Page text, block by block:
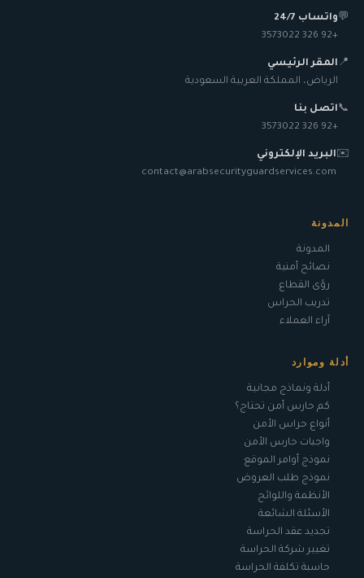
💬واتساب 24/7
+92 326 3573022
📍 المقر الرئيسي
الرياض، المملكة العربية السعودية
📞اتصل بنا
+92 326 3573022
✉️ البريد الإلكتروني
contact@arabsecurityguardservices.com
المدونة
المدونة
نصائح أمنية
رؤى القطاع
تدريب الحراس
آراء العملاء
أدلة وموارد
أدلة ونماذج مجانية
كم حارس أمن تحتاج؟
أنواع حراس الأمن
واجبات حارس الأمن
نموذج أوامر الموقع
نموذج طلب العروض
الأنظمة واللوائح
الأسئلة الشائعة
تجديد عقد الحراسة
تغيير شركة الحراسة
حاسبة تكلفة الحراسة